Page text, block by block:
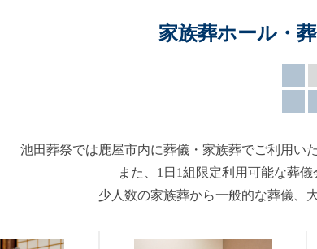
家族葬ホール・
池田葬祭では鹿屋市内に葬儀・家族葬でご利用い
また、1日1組限定利用可能な葬
少人数の家族葬から一般的な葬儀、